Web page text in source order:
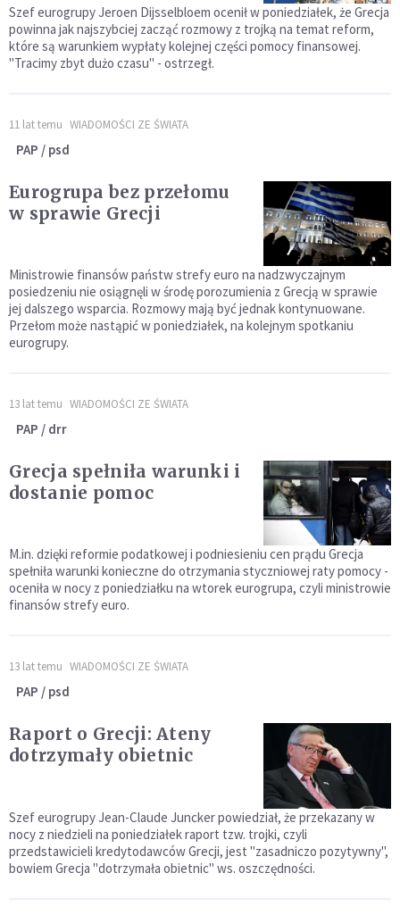
Szef eurogrupy Jeroen Dijsselbloem ocenił w poniedziałek, że Grecja
powinna jak najszybciej zacząć rozmowy z trojką na temat reform,
które są warunkiem wypłaty kolejnej części pomocy finansowej.
"Tracimy zbyt dużo czasu" - ostrzegł.
11 lat temu WIADOMOŚCI ZE ŚWIATA
PAP / psd
Eurogrupa bez przełomu
w sprawie Grecji
Ministrowie finansów państw strefy euro na nadzwyczajnym
posiedzeniu nie osiągnęli w środę porozumienia z Grecją w sprawie
jej dalszego wsparcia. Rozmowy mają być jednak kontynuowane.
Przełom może nastąpić w poniedziałek, na kolejnym spotkaniu
eurogrupy.
13 lat temu WIADOMOŚCI ZE ŚWIATA
PAP / drr
Grecja spełniła warunki i
dostanie pomoc
M.in. dzięki reformie podatkowej i podniesieniu cen prądu Grecja
spełniła warunki konieczne do otrzymania styczniowej raty pomocy -
oceniła w nocy z poniedziałku na wtorek eurogrupa, czyli ministrowie
finansów strefy euro.
13 lat temu WIADOMOŚCI ZE ŚWIATA
PAP / psd
Raport o Grecji: Ateny
dotrzymały obietnic
Szef eurogrupy Jean-Claude Juncker powiedział, że przekazany w
nocy z niedzieli na poniedziałek raport tzw. trojki, czyli
przedstawicieli kredytodawców Grecji, jest "zasadniczo pozytywny",
bowiem Grecja "dotrzymała obietnic" ws. oszczędności.